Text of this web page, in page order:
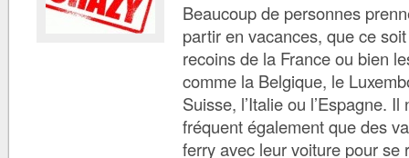
Beaucoup de personnes
partir en vacances, que ce
recoins de la France ou bien
comme la Belgique, le
Suisse, l’Italie ou l’Espagne. Il
fréquent également que des
ferry avec leur voiture pour se